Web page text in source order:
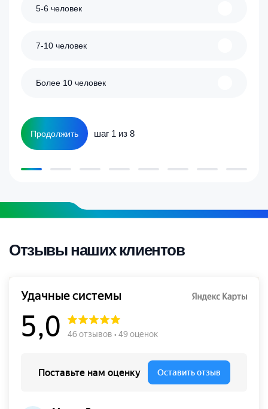
5-6 человек
7-10 человек
Более 10 человек
Продолжить шаг 1 из 8
Отзывы наших клиентов